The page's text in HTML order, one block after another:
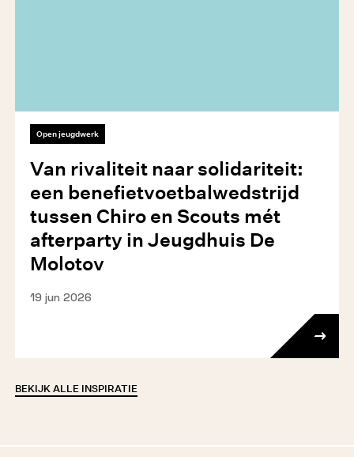
Open jeugdwerk
Van rivaliteit naar solidariteit:
een benefietvoetbalwedstrijd
tussen Chiro en Scouts mét
afterparty in Jeugdhuis De
Molotov
19 jun 2026
BEKIJK ALLE INSPIRATIE